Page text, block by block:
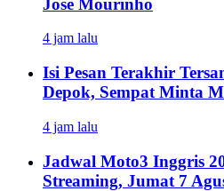
4 jam lalu
Isi Pesan Terakhir
Depok, Sempat Minta
4 jam lalu
Jadwal Moto3 Inggris
Streaming, Jumat 7